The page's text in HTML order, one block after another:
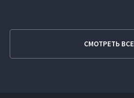
СМОТРЕТЬ ВСЕ